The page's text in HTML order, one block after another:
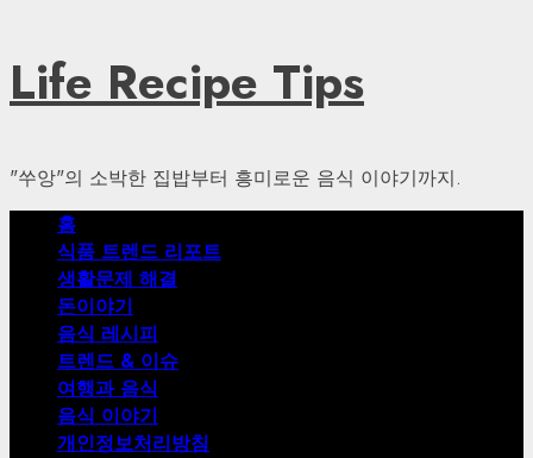
Skip
to
content
Life Recipe Tips
"쑤앙"의 소박한 집밥부터 흥미로운 음식 이야기까지.
Primary홈
식품 트렌드 리포트
생활문제 해결
돈이야기
음식 레시피
트렌드 & 이슈
여행과 음식
음식 이야기
개인정보처리방침